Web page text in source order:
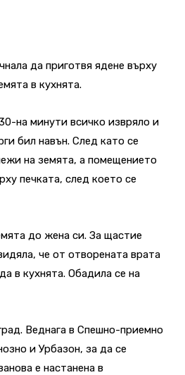
да приготвя ядене върху
в кухнята.
на минути всичко извряло и
бил навън. След като се
на земята, а помещението
печката, след което се
до жена си. За щастие
че от отворената врата
в кухнята. Обадила се на
Веднага в Спешно-приемно
и Урбазон, за да се
е настанена в